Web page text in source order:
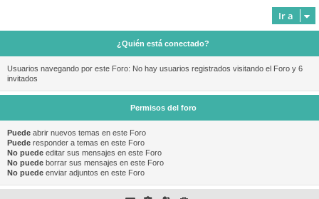
Ir a
¿Quién está conectado?
Usuarios navegando por este Foro: No hay usuarios registrados visitando el Foro y 6
invitados
Permisos del foro
Puede abrir nuevos temas en este Foro
Puede responder a temas en este Foro
No puede editar sus mensajes en este Foro
No puede borrar sus mensajes en este Foro
No puede enviar adjuntos en este Foro